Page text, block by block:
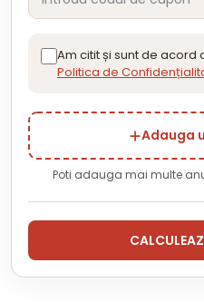
Am citit și sunt de acord
Politica de
Adauga
Poti adauga mai multe